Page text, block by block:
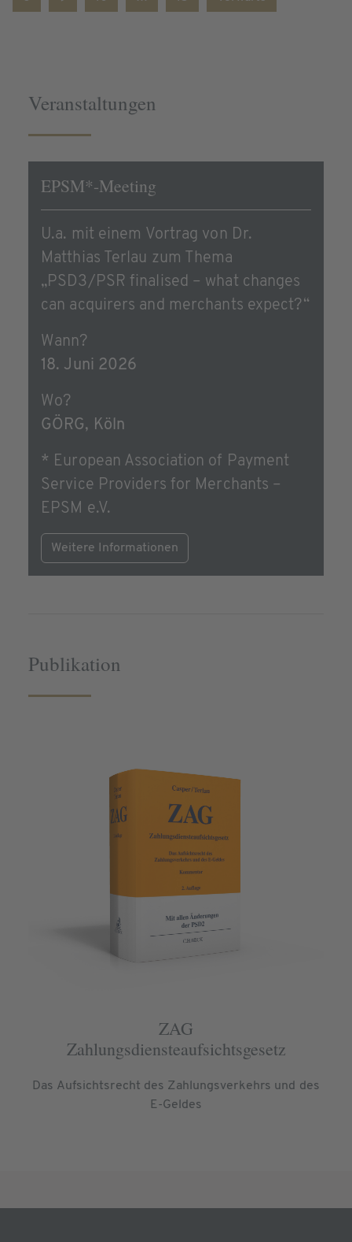
Veranstaltungen
EPSM*-Meeting
U.a. mit einem Vortrag von Dr.
Matthias Terlau zum Thema
„PSD3/PSR finalised – what changes
can acquirers and merchants expect?“
Wann?
18. Juni 2026
Wo?
GÖRG, Köln
* European Association of Payment
Service Providers for Merchants –
EPSM e.V.
Weitere Informationen
Publikation
ZAG
Zahlungsdiensteaufsichtsgesetz
Das Aufsichtsrecht des Zahlungsverkehrs und des
E-Geldes